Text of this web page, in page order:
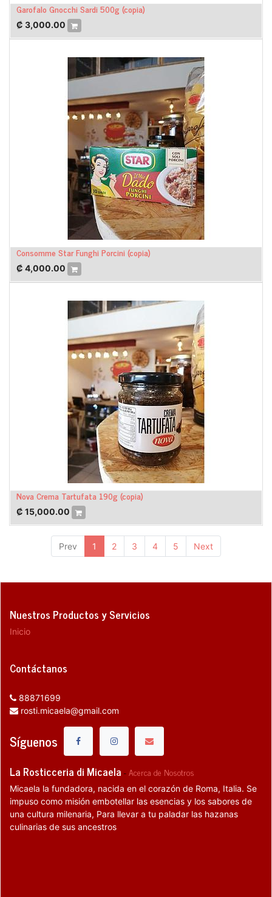
Garofalo Gnocchi Sardi 500g (copia)
₡ 3,000.00
Consomme Star Funghi Porcini (copia)
₡ 4,000.00
Nova Crema Tartufata 190g (copia)
₡ 15,000.00
Prev 1 2 3 4 5 Next
Nuestros Productos y Servicios
Inicio
Contáctanos
88871699
rosti.micaela@gmail.com
Síguenos
La Rosticceria di Micaela -Acerca de Nosotros
Micaela la fundadora, nacida en el corazón de Roma, Italia. Se
impuso como misión embotellar las esencias y los sabores de
una cultura milenaria, Para llevar a tu paladar las hazanas
culinarias de sus ancestros